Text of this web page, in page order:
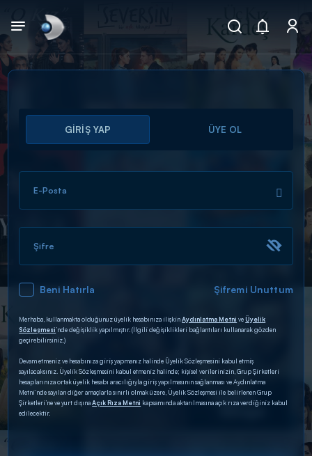
Arama
ARAMA SONUÇLARI
DİĞER SONUÇLAR
GİRİŞ YAP ÜYE OL
E-Posta
Şifre
Beni Hatırla Şifremi Unuttum
Merhaba, kullanmakta olduğunuz üyelik hesabınıza ilişkinAydınlatma Metni veÜyelik
Sözleşmesi’nde değişiklik yapılmıştır. (İlgili değişiklikleri bağlantıları kullanarak gözden
geçirebilirsiniz.)
Devam etmeniz ve hesabınıza giriş yapmanız halinde Üyelik Sözleşmesini kabul etmiş
sayılacaksınız. Üyelik Sözleşmesini kabul etmeniz halinde; kişisel verilerinizin, Grup Şirketleri
hesaplarınıza ortak üyelik hesabı aracılığıyla giriş yapılmasının sağlanması ve Aydınlatma
Metni’nde sayılan diğer amaçlarla sınırlı olmak üzere, Üyelik Sözleşmesi ile belirlenen Grup
Şirketleri’ne ve yurt dışınaAçık Rıza Metni kapsamında aktarılmasına açık rıza verdiğiniz kabul
edilecektir.